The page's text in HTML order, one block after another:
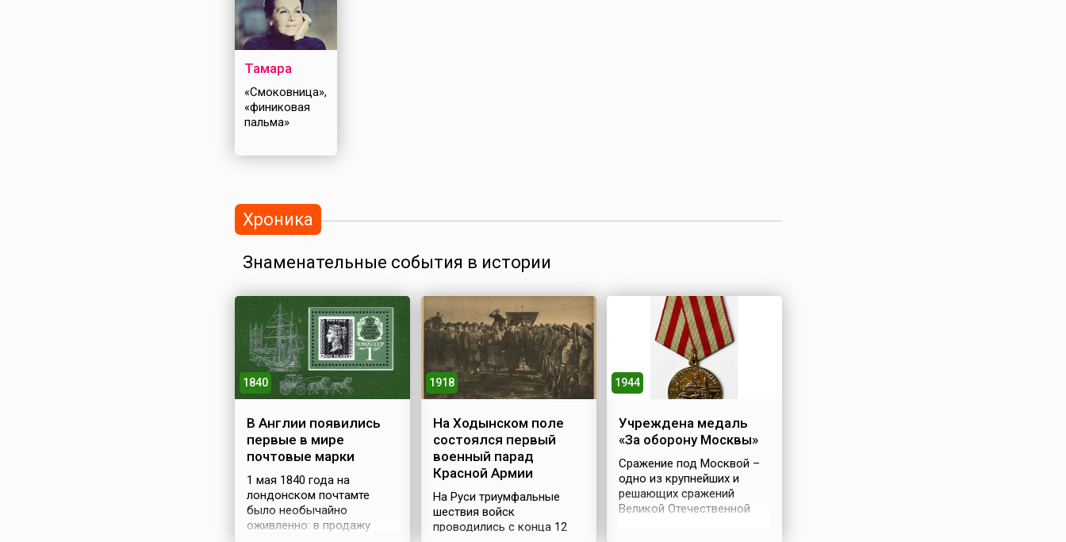
Тамара
«Смоковница»,
«финиковая
пальма»
Хроника
Знаменательные события в истории
1840
В Англии появились
первые в мире
почтовые марки
1 мая 1840 года на
лондонском почтамте
было необычайно
оживленно: в продажу
1918
На Ходынском поле
состоялся первый
военный парад
Красной Армии
На Руси триумфальные
шествия войск
проводились с конца 12
1944
Учреждена медаль
«За оборону Москвы»
Сражение под Москвой –
одно из крупнейших и
решающих сражений
Великой Отечественной